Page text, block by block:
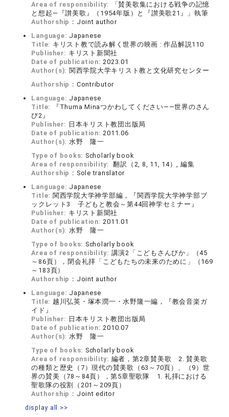
Area of responsibility:
「賛美歌集における戦争の記憶
と想起―『讃美歌』（1954年版）と『讃美歌21』」執筆
Authorship： Joint author
Language: Japanese
Title: キリスト教で読み解く世界の映画 : 作品解説110
Publisher: キリスト新聞社
Date of publication:2023.01
Author(s): 関西学院大学キリスト教と文化研究センター
Authorship： Contributor
Language: Japanese
Title:
『Thuma Minaつかわしてください――世界のさん
び2』
Publisher: 日本キリスト教団出版局
Date of publication:2011.06
Author(s): 水野 隆一
Type of books: Scholarly book
Area of responsibility: 翻訳（2, 8, 11, 14）, 編集
Authorship： Sole translator
Language: Japanese
Title: 関西学院大学神学部編，『関西学院大学神学部ブ
ックレット3 子どもと教会～第44回神学セミナー』
Publisher: キリスト新聞社
Date of publication:2011.01
Author(s): 水野 隆一
Type of books: Scholarly book
Area of responsibility: 講演2「こどもさんびか」（45
～86頁），閉会礼拝「こどもたちの未来のために」（169
～183頁）
Authorship： Joint author
Language: Japanese
Title: 越川弘英・塚本潤一・水野隆一編，『教会音楽ガ
イド』
Publisher: 日本キリスト教団出版局
Date of publication:2010.07
Author(s): 水野 隆一
Type of books: Scholarly book
Area of responsibility: 編者，第2章賛美歌 2. 賛美歌
の種類と歴史（7）現代の賛美歌（63～70頁）、（9）世
界の賛美（78～84頁），第5章聖歌隊 1. 礼拝における
聖歌隊の役割（201～209頁）
Authorship： Joint editor
display all >>